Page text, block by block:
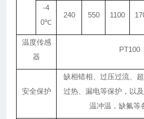
-4
0℃
240 550 1100
温度传感
器
PT100
安全保护
缺相错相、过压过流、
过热、漏电等保护，以
温冲温，缺氟等